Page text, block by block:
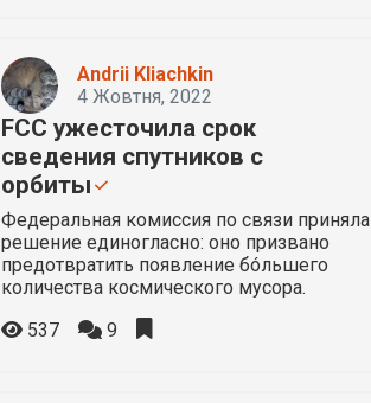
Andrii Kliachkin
4 Жовтня, 2022
FCC ужесточила срок
сведения спутников с
орбиты
Федеральная комиссия по связи приняла
решение единогласно: оно призвано
предотвратить появление бóльшего
количества космического мусора.
537
9